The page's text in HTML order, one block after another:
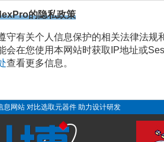
的隐私政策
守有关个人信息保护的相关法律法规
会在您使用本网站时获取IP地址或
查看更多信息。
息网站 对比选取元器件 助力设计研发